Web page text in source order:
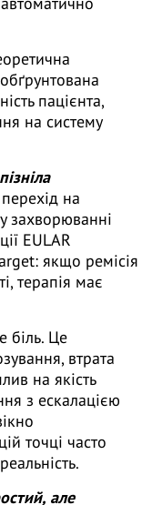
пацієнта,
на систему
на
захворюванні
EULAR
якщо ремісія
терапія має
біль. Це
втрата
на якість
з ескалацією
точці часто
але